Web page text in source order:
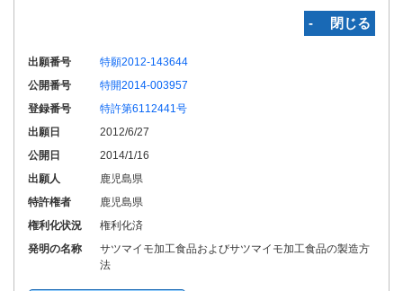
‐ 閉じる
出願番号
特願2012-143644
公開番号
特開2014-003957
登録番号
特許第6112441号
出願日
2012/6/27
公開日
2014/1/16
出願人
鹿児島県
特許権者
鹿児島県
権利化状況
権利化済
発明の名称
サツマイモ加工食品およびサツマイモ加工食品の製造方
法